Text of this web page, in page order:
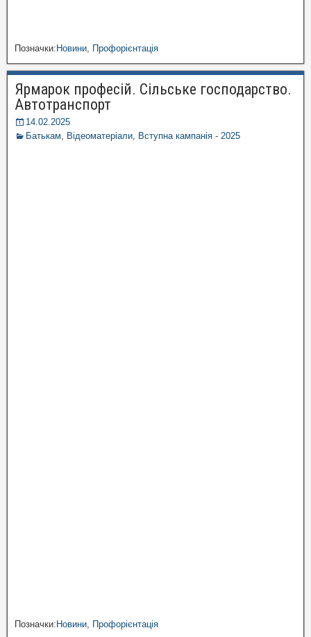
Позначки:Новини Профорієнтація
Ярмарок професій. Сільське господарство.
Автотранспорт
14.02.2025
Батькам
Відеоматеріали Вступна кампанія - 2025
Позначки:Новини Профорієнтація